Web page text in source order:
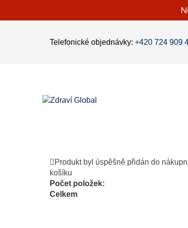
Telefonické objednávky: +420 724 909
Produkt byl úspěšně přidán do
košíku
Počet položek:
Celkem